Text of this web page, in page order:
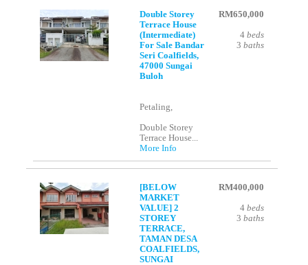
Double Storey
Terrace House
(Intermediate)
For Sale Bandar
Seri Coalfields,
47000 Sungai
Buloh
Petaling,
Double Storey
Terrace House...
More Info
RM650,000
4 beds
3 baths
[BELOW
MARKET
VALUE] 2
STOREY
TERRACE,
TAMAN DESA
COALFIELDS,
SUNGAI
RM400,000
4 beds
3 baths